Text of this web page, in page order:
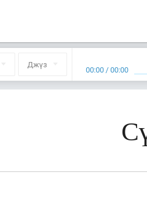
Джүз 00:00 /00:00